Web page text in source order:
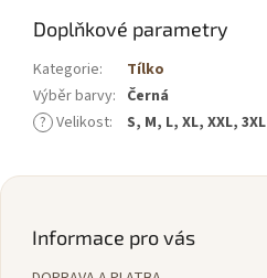
Doplňkové parametry
Kategorie:
Tílko
Výběr barvy: Černá
? Velikost: S, M, L, XL, XXL, 3XL
Z
Informace pro vás